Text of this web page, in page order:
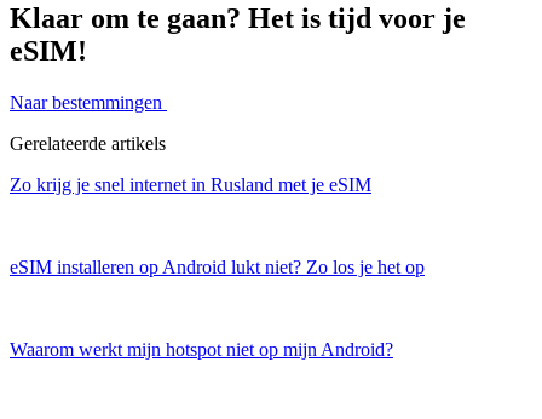
Klaar om te gaan? Het is tijd voor je
eSIM!
Naar bestemmingen
Gerelateerde artikels
Zo krijg je snel internet in Rusland met je eSIM
eSIM installeren op Android lukt niet? Zo los je het op
Waarom werkt mijn hotspot niet op mijn Android?